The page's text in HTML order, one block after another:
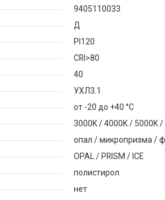
9405110033
Д
PI120
CRI>80
40
УХЛ3.1
от -20 до +40 °C
3000K / 4000K / 5000K /
опал / микропризма /
OPAL / PRISM / ICE
полистирол
нет